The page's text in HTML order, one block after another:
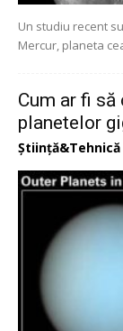
Un studiu recent
Mercur, planeta
Cum ar fi
planetelor
Știință&Tehnică